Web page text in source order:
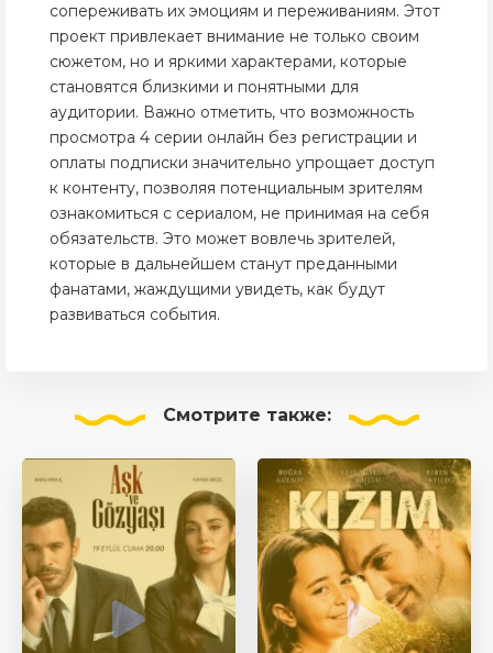
сопереживать их эмоциям и переживаниям. Этот
проект привлекает внимание не только своим
сюжетом, но и яркими характерами, которые
становятся близкими и понятными для
аудитории. Важно отметить, что возможность
просмотра 4 серии онлайн без регистрации и
оплаты подписки значительно упрощает доступ
к контенту, позволяя потенциальным зрителям
ознакомиться с сериалом, не принимая на себя
обязательств. Это может вовлечь зрителей,
которые в дальнейшем станут преданными
фанатами, жаждущими увидеть, как будут
развиваться события.
Смотрите также: